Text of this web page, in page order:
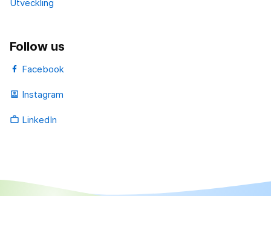
Utveckling
Follow us
Facebook
portrait Instagram
work_outline LinkedIn